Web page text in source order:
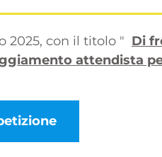
2025, con il titolo " Di
attendista